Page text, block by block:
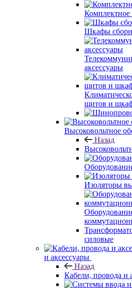
Комплектное
Шкафы
аксессуары
щитов и
Высоковольтное
Назад
Изоляторы
силовые
и аксессуары
Назад
Кабели, провода и